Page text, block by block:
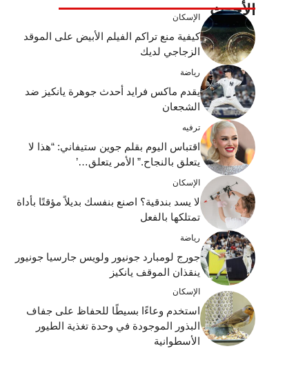
الأحدث الإسكان
كيفية منع تراكم الفيلم الأبيض على الموقد
الزجاجي لديك
رياضة
يقدم ماكس فرايد أحدث جوهرة يانكيز ضد
الشجعان
ترفيه
اقتباس اليوم بقلم جوين ستيفاني: “هذا لا
يتعلق بالنجاح.” الأمر يتعلق…’
الإسكان
لا يسد بندقية؟ اصنع بنفسك بديلاً مؤقتًا بأداة
تمتلكها بالفعل
رياضة
جورج لومبارد جونيور ولويس جارسيا جونيور
ينقذان الموقف يانكيز
الإسكان
استخدم وعاءًا بسيطًا للحفاظ على جفاف
البذور الموجودة في وحدة تغذية الطيور
الأسطوانية